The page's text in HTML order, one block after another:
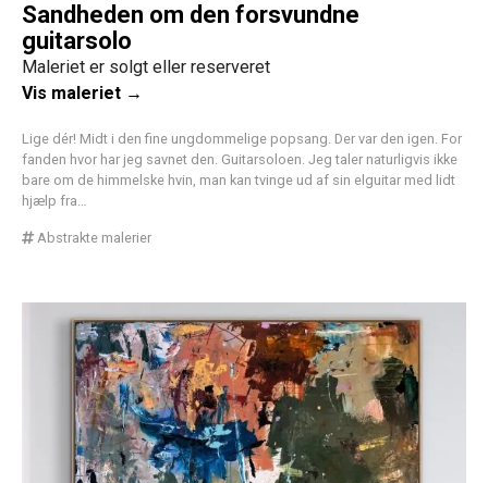
Sandheden om den forsvundne
guitarsolo
Maleriet er solgt eller reserveret
Vis maleriet →
Lige dér! Midt i den fine ungdommelige popsang. Der var den igen. For
fanden hvor har jeg savnet den. Guitarsoloen. Jeg taler naturligvis ikke
bare om de himmelske hvin, man kan tvinge ud af sin elguitar med lidt
hjælp fra…
Abstrakte malerier